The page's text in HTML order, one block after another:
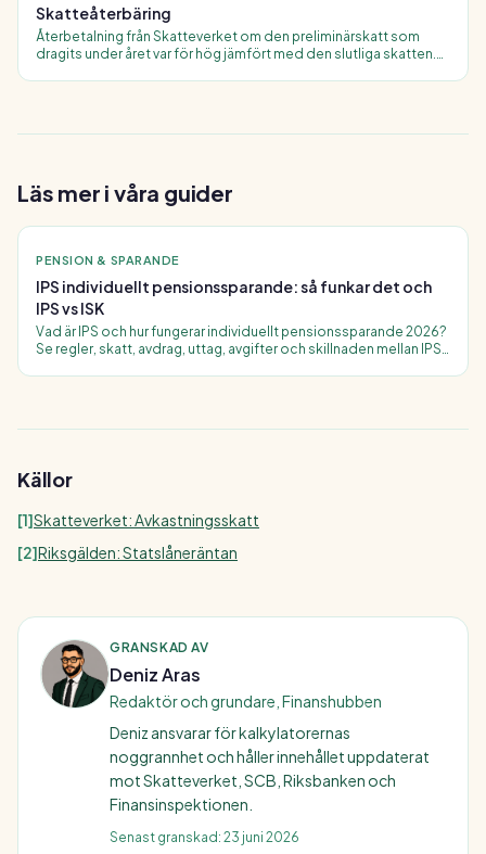
Skatteåterbäring
Återbetalning från Skatteverket om den preliminärskatt som
dragits under året var för hög jämfört med den slutliga skatten.
Läs mer i våra guider
PENSION & SPARANDE
IPS individuellt pensionssparande: så funkar det och
IPS vs ISK
Vad är IPS och hur fungerar individuellt pensionssparande 2026?
Se regler, skatt, avdrag, uttag, avgifter och skillnaden mellan IPS
Källor
[1]Skatteverket: Avkastningsskatt
[2]Riksgälden: Statslåneräntan
GRANSKAD AV
Deniz Aras
Redaktör och grundare, Finanshubben
Deniz ansvarar för kalkylatorernas
noggrannhet och håller innehållet uppdaterat
mot Skatteverket, SCB, Riksbanken och
Finansinspektionen.
Senast granskad: 23 juni 2026